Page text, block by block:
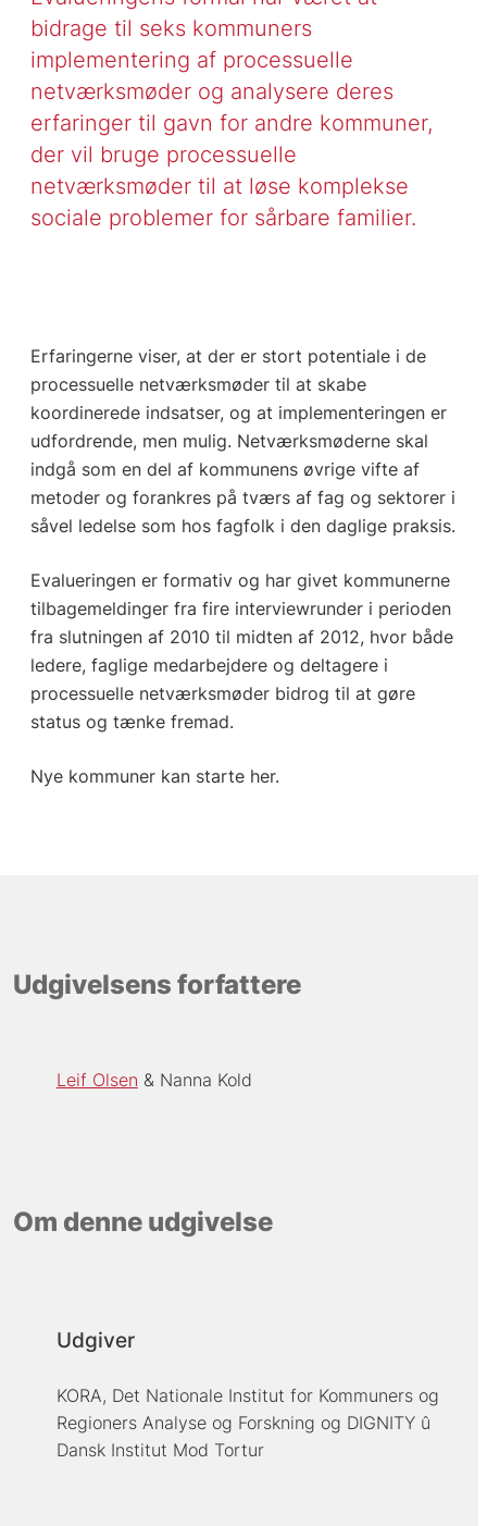
bidrage til seks kommuners
implementering af processuelle
netværksmøder og analysere deres
erfaringer til gavn for andre kommuner,
der vil bruge processuelle
netværksmøder til at løse komplekse
sociale problemer for sårbare familier.
Erfaringerne viser, at der er stort potentiale i de
processuelle netværksmøder til at skabe
koordinerede indsatser, og at implementeringen er
udfordrende, men mulig. Netværksmøderne skal
indgå som en del af kommunens øvrige vifte af
metoder og forankres på tværs af fag og sektorer i
såvel ledelse som hos fagfolk i den daglige praksis.
Evalueringen er formativ og har givet kommunerne
tilbagemeldinger fra fire interviewrunder i perioden
fra slutningen af 2010 til midten af 2012, hvor både
ledere, faglige medarbejdere og deltagere i
processuelle netværksmøder bidrog til at gøre
status og tænke fremad.
Nye kommuner kan starte her.
Udgivelsens forfattere
Leif Olsen Nanna Kold
Om denne udgivelse
Udgiver
KORA, Det Nationale Institut for Kommuners og
Regioners Analyse og Forskning og DIGNITY û
Dansk Institut Mod Tortur